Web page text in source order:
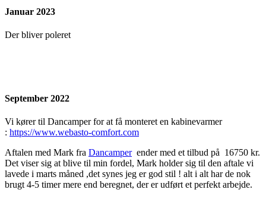
Januar 2023
Der bliver poleret
September 2022
Vi kører til Dancamper for at få monteret en kabinevarmer
: https://www.webasto-comfort.com
Aftalen med Mark fra Dancamperender med et tilbud på 16750 kr.
Det viser sig at blive til min fordel, Mark holder sig til den aftale vi
lavede i marts måned ,det synes jeg er god stil ! alt i alt har de nok
brugt 4-5 timer mere end beregnet, der er udført et perfekt arbejde.